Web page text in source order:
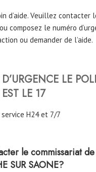
d’aide. Veuillez contacter
composez le numéro
ou demander de l’aide.
LE
LE 17
H24 et 7/7
le commissariat
SUR SAONE?